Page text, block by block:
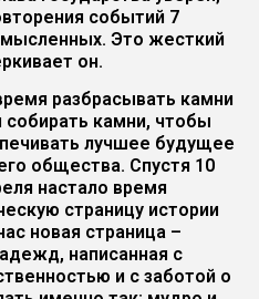
событий 7
Это жесткий
он.
разбрасывать камни
камни, чтобы
лучшее будущее
общества. Спустя 10
настало время
страницу истории
новая страница –
написанная с
и с заботой о